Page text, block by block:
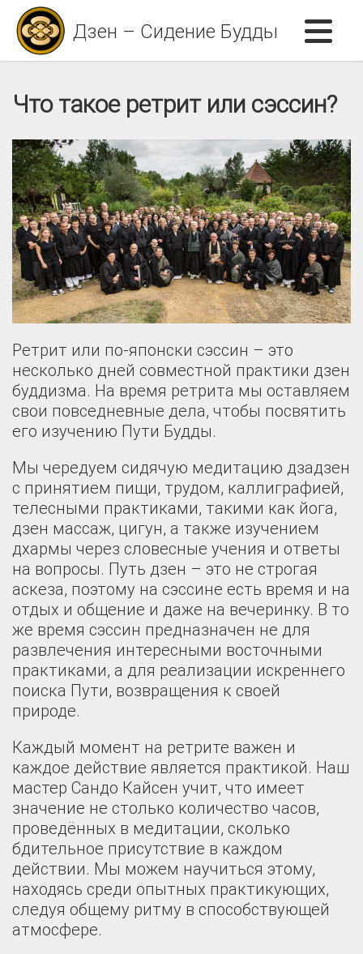
Дзен – Сидение Будды
Что такое ретрит или сэссин?
Ретрит или по-японски сэссин – это
несколько дней совместной практики дзен
буддизма. На время ретрита мы оставляем
свои повседневные дела, чтобы посвятить
его изучению Пути Будды.
Мы чередуем сидячую медитацию дзадзен
с принятием пищи, трудом, каллиграфией,
телесными практиками, такими как йога,
дзен массаж, цигун, а также изучением
дхармы через словесные учения и ответы
на вопросы. Путь дзен – это не строгая
аскеза, поэтому на сэссине есть время и на
отдых и общение и даже на вечеринку. В то
же время сэссин предназначен не для
развлечения интересными восточными
практиками, а для реализации искреннего
поиска Пути, возвращения к своей
природе.
Каждый момент на ретрите важен и
каждое действие является практикой. Наш
мастер Сандо Кайсен учит, что имеет
значение не столько количество часов,
проведённых в медитации, сколько
бдительное присутствие в каждом
действии. Мы можем научиться этому,
находясь среди опытных практикующих,
следуя общему ритму в способствующей
атмосфере.